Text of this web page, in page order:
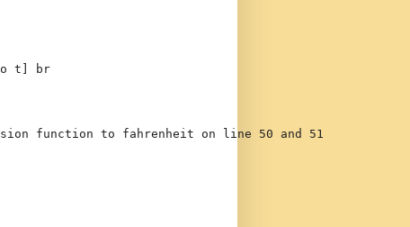
o t] br
function to fahrenheit on line 50 and 51